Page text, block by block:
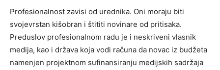
Profesionalnost zavisi od urednika. Oni moraju biti
svojevrstan kišobran i štititi novinare od pritisaka.
Preduslov profesionalnom radu je i neskriveni vlasnik
medija, kao i država koja vodi računa da novac iz budžeta
namenjen projektnom sufinansiranju medijskih sadržaja